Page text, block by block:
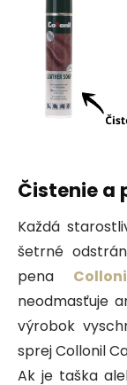
Čistenie a
Každá
šetrné
pena
neodmasťuje
výrobok
sprej Collonil
Ak je taška